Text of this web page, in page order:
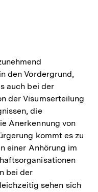
den Vordergrund,
auch bei der
der Visumserteilung
die
Anerkennung von
kommt es zu
einer Anhörung im
bei der
sehen sich